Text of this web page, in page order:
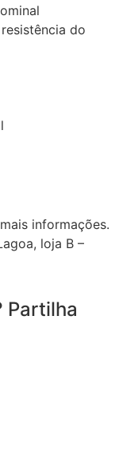
do
informações.
loja B –
Partilha